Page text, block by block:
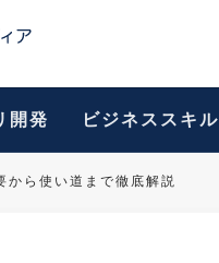
開発 ビジネススキル
から使い道まで徹底解説